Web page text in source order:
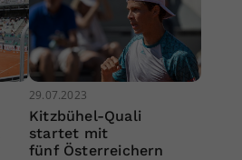
29.07.2023
Kitzbühel-Quali
startet mit
fünf Österreichern